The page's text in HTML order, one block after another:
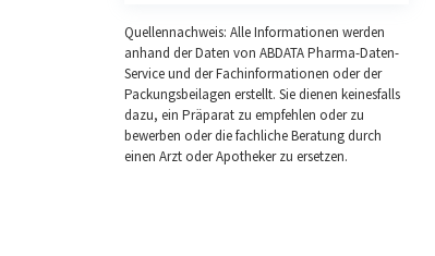
Quellennachweis: Alle Informationen werden
anhand der Daten von ABDATA Pharma-Daten-
Service und der Fachinformationen oder der
Packungsbeilagen erstellt. Sie dienen keinesfalls
dazu, ein Präparat zu empfehlen oder zu
bewerben oder die fachliche Beratung durch
einen Arzt oder Apotheker zu ersetzen.